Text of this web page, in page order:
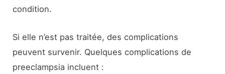
condition.
Si elle n’est pas traitée, des complications
peuvent survenir. Quelques complications de
preeclampsia incluent :